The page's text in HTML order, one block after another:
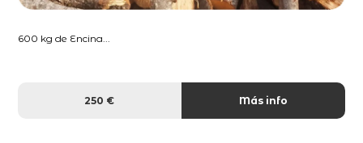
600 kg de Encina...
250 € Más info